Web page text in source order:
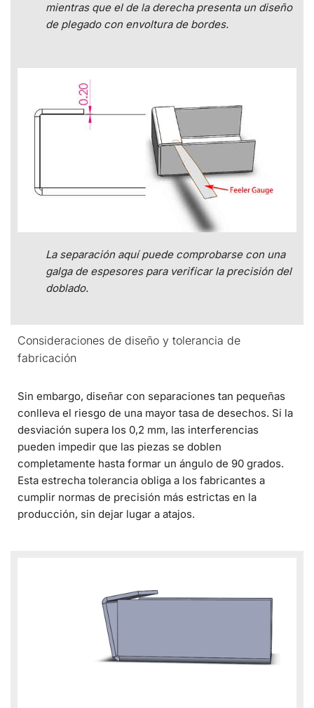
mientras que el de la derecha presenta un diseño
de plegado con envoltura de bordes.
La separación aquí puede comprobarse con una
galga de espesores para verificar la precisión del
doblado.
Consideraciones de diseño y tolerancia de
fabricación
Sin embargo, diseñar con separaciones tan pequeñas
conlleva el riesgo de una mayor tasa de desechos. Si la
desviación supera los 0,2 mm, las interferencias
pueden impedir que las piezas se doblen
completamente hasta formar un ángulo de 90 grados.
Esta estrecha tolerancia obliga a los fabricantes a
cumplir normas de precisión más estrictas en la
producción, sin dejar lugar a atajos.